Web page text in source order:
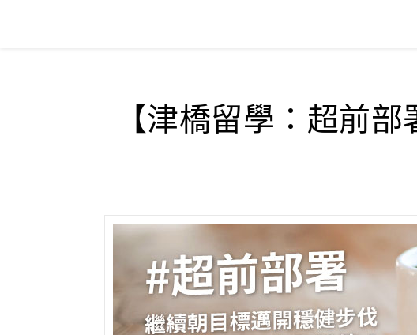
【津橋留學：超前